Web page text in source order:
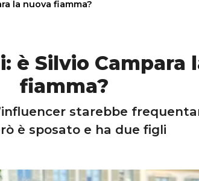
la nuova fiamma?
è Silvio Campara
fiamma?
starebbe
è sposato e ha due figli